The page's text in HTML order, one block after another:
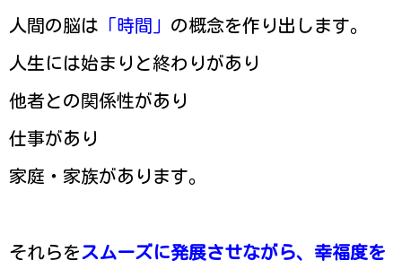
人間の脳は 「時間」 の概念を作り出します。
人生には始まりと終わりがあり
他者との関係性があり
仕事があり
家庭・家族があります。
それらをスムーズに発展させながら、幸福度を